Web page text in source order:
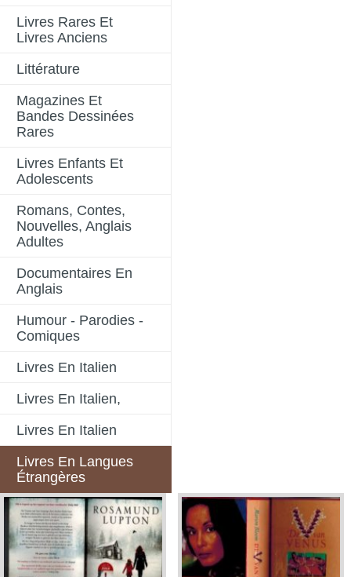
Livres Rares Et
Livres Anciens
Littérature
Magazines Et
Bandes Dessinées
Rares
Livres Enfants Et
Adolescents
Romans, Contes,
Nouvelles, Anglais
Adultes
Documentaires En
Anglais
Humour - Parodies -
Comiques
Livres En Italien
Livres En Italien,
Livres En Italien
Livres En Langues
Étrangères